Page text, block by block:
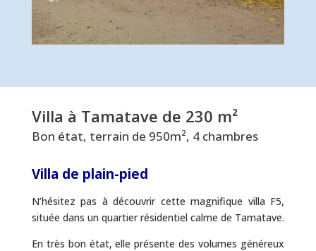
Villa à Tamatave de 230 m²
Bon état, terrain de 950m², 4 chambres
Villa de plain-pied
N’hésitez pas à découvrir cette magnifique villa F5,
située dans un quartier résidentiel calme de Tamatave.
En très bon état, elle présente des volumes généreux